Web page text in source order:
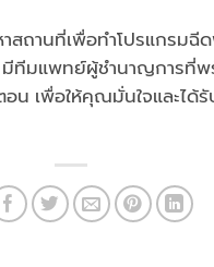
สถานที่เพื่อทำโปรแกรมฉี
มีทีมแพทย์ผู้ชำนาญการที่พ
น เพื่อให้คุณมั่นใจและได้